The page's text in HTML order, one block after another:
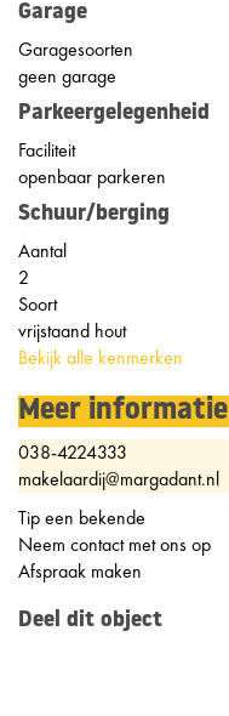
Garage
Garagesoorten
geen garage
Parkeergelegenheid
Faciliteit
openbaar parkeren
Schuur/berging
Aantal
2
Soort
vrijstaand hout
Bekijk alle kenmerken
Meer informatie
038-4224333
makelaardij@margadant.nl
Tip een bekende
Neem contact met ons op
Afspraak maken
Deel dit object